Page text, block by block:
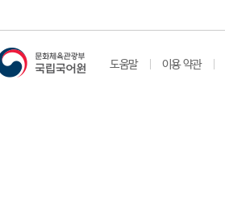
도움말 이용 약관